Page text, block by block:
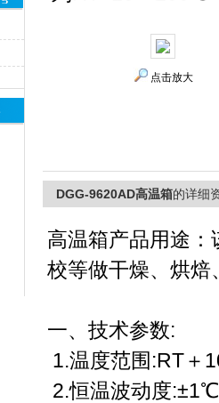
点击放大
DGG-9620AD高温箱的详细
高温箱产品用途
校等做干燥、烘焙
一、技术参数:
1.温度范围:RT
2.恒温波动度:±1℃